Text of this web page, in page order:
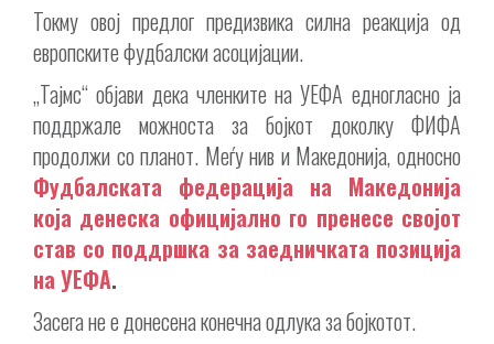
Токму овој предлог предизвика силна реакција од
европските фудбалски асоцијации.
„Тајмс“ објави дека членките на УЕФА едногласно ја
поддржале можноста за бојкот доколку ФИФА
продолжи со планот. Меѓу нив и Македонија, односно
Фудбалската федерација на Македонија
која денеска официјално го пренесе својот
став со поддршка за заедничката позиција
на УЕФА.
Засега не е донесена конечна одлука за бојкотот.